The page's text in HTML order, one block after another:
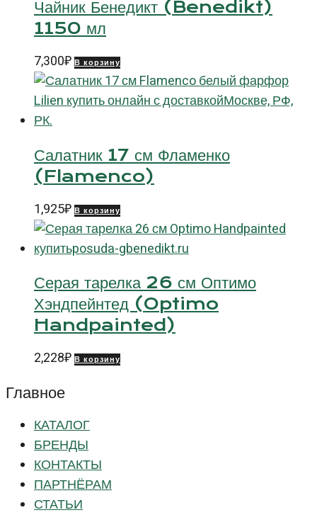
Чайник Бенедикт (Benedikt)
1150 мл
7,300₽ В корзину
Салатник 17 см Фламенко
(Flamenco)
1,925₽ В корзину
Серая тарелка 26 см Оптимо
Хэндпейнтед (Optimo
Handpainted)
2,228₽ В корзину
Главное
КАТАЛОГ
БРЕНДЫ
КОНТАКТЫ
ПАРТНЁРАМ
СТАТЬИ